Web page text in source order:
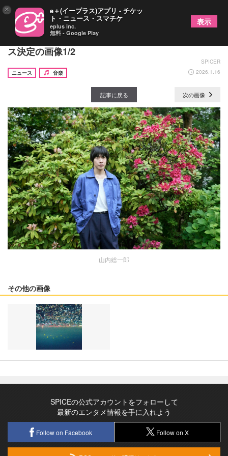
山内総一郎、新曲「彗星たちのカンタータ」リリー
ス決定の画像1/2
SPICER
ニュース
音楽 2026.1.16
記事に戻る 次の画像
山内総一郎
その他の画像
SPICEの公式アカウントをフォローして
最新のエンタメ情報を手に入れよう
Follow on Facebook Follow on X
× e＋(イープラス)アプリ - チケッ
ト・ニュース・スマチケ
eplus inc.
無料 - Google Play
表示